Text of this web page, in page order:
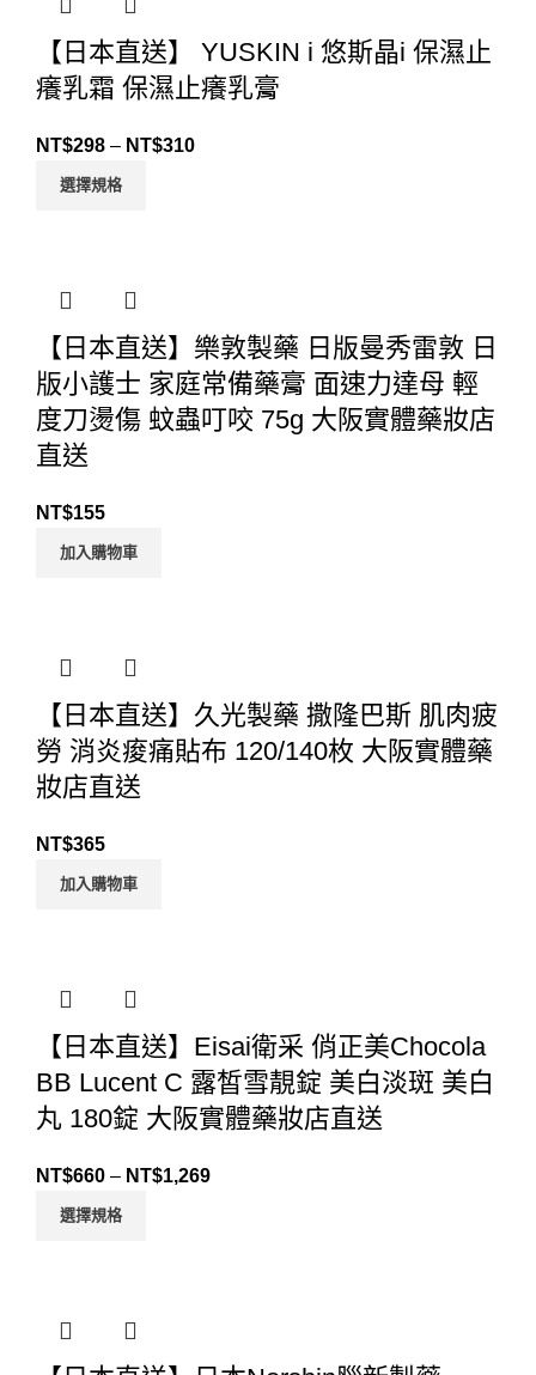
【日本直送】 YUSKIN i 悠斯晶i 保濕止
癢乳霜 保濕止癢乳膏
NT$298 – NT$310
選擇規格
【日本直送】樂敦製藥 日版曼秀雷敦 日
版小護士 家庭常備藥膏 面速力達母 輕
度刀燙傷 蚊蟲叮咬 75g 大阪實體藥妝店
直送
NT$155
加入購物車
【日本直送】久光製藥 撒隆巴斯 肌肉疲
勞 消炎痠痛貼布 120/140枚 大阪實體藥
妝店直送
NT$365
加入購物車
【日本直送】Eisai衛采 俏正美Chocola
BB Lucent C 露皙雪靚錠 美白淡斑 美白
丸 180錠 大阪實體藥妝店直送
NT$660 – NT$1,269
選擇規格